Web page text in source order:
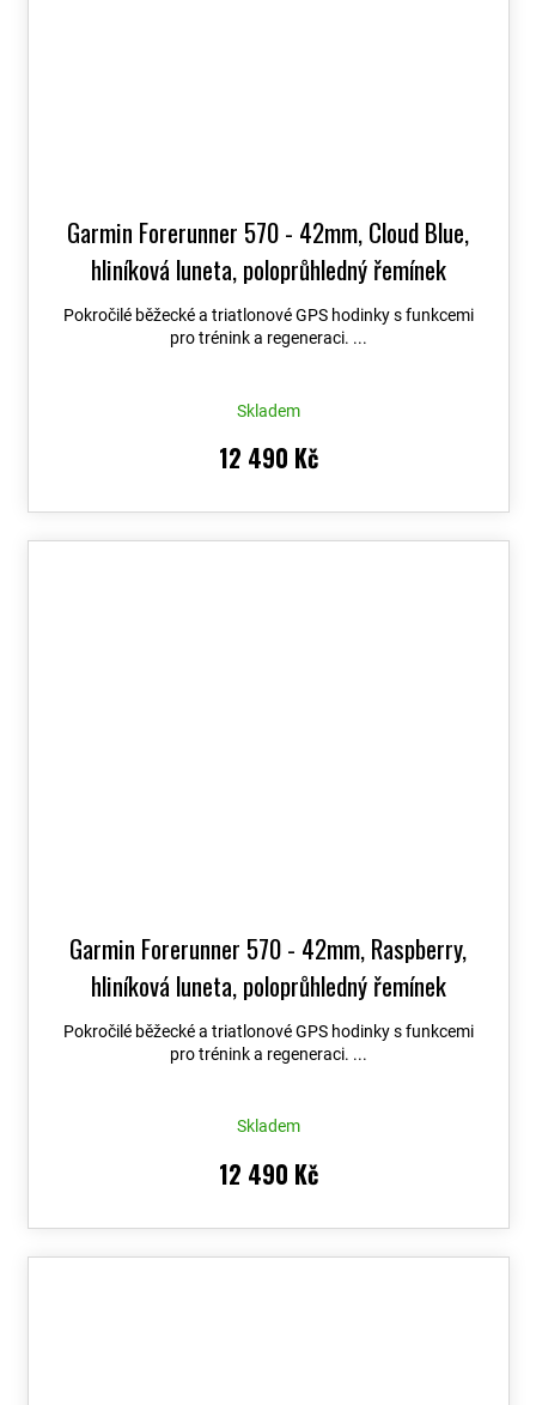
Garmin Forerunner 570 - 42mm, Cloud Blue,
hliníková luneta, poloprůhledný řemínek
Whitestone/Cloud Blue 010-02970-01+
možnost výměny do 90 dní
Pokročilé běžecké a triatlonové GPS hodinky s funkcemi
pro trénink a regeneraci. ...
Skladem
12 490 Kč
Garmin Forerunner 570 - 42mm, Raspberry,
hliníková luneta, poloprůhledný řemínek
Bone/Mango 010-02970-02+ možnost výměny
do 90 dní
Pokročilé běžecké a triatlonové GPS hodinky s funkcemi
pro trénink a regeneraci. ...
Skladem
12 490 Kč